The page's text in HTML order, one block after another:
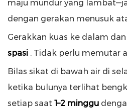
maju mundur yang
dengan gerakan menusuk
Gerakkan kuas ke dalam
spasi . Tidak perlu memutar
Bilas sikat di bawah air di
ketika bulunya terlihat
setiap saat 1–2 minggu